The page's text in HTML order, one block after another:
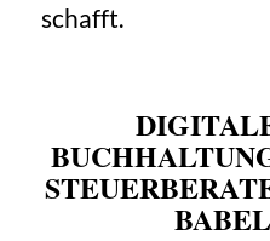
schafft.